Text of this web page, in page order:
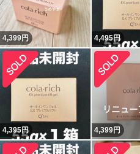
4,399円 4,495円
4,395円 4,399円